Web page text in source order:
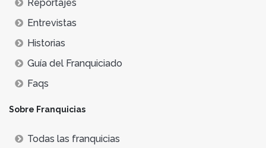
Reportajes
Entrevistas
Historias
Guía del Franquiciado
Faqs
Sobre Franquicias
Todas las franquicias